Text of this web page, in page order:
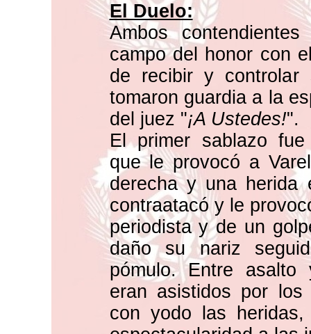
El Duelo:
Ambos
campo del honor con
de recibir y controlar
tomaron guardia a la
del juez "¡A Ustedes!".
El primer sablazo
que le provocó a
derecha y una herida
contraatacó y le
periodista y de un
daño su nariz
pómulo. Entre
eran asistidos por los
con yodo las